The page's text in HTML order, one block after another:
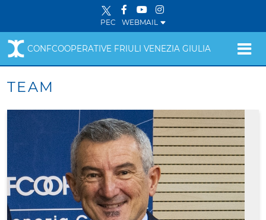
PEC WEBMAIL
CONFCOOPERATIVE FRIULI VENEZIA GIULIA
TEAM